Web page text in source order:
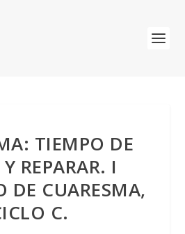
TIEMPO DE
REPARAR. I
DE CUARESMA,
C.